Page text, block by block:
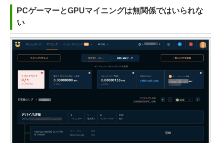
PCゲーマーとGPUマイニングは無関係ではいられな
い